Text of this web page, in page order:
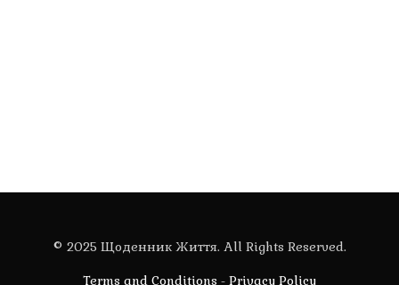
© 2025 Щоденник Життя. All Rights Reserved.
Terms and Conditions -Privacy Policy